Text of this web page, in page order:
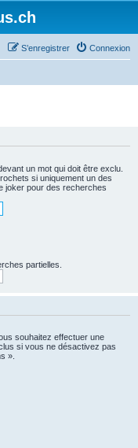
Connexion
S’enregistrer
un mot qui doit être exclu.
si uniquement un des
joker pour des recherches
partielles.
souhaitez effectuer une
si vous ne désactivez pas
».